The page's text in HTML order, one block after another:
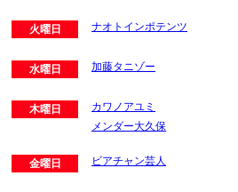
火曜日 ナオトインポテンツ
水曜日 加藤タニゾー
木曜日
カワノアユミ
メンダー大久保
金曜日 ビアチャン芸人